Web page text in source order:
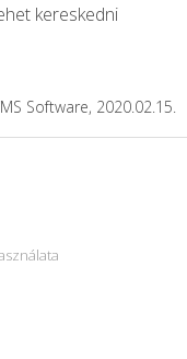
kereskedni
Software, 2020.02.15.